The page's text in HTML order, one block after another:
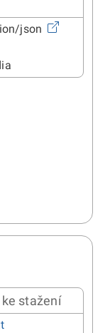
json
stažení